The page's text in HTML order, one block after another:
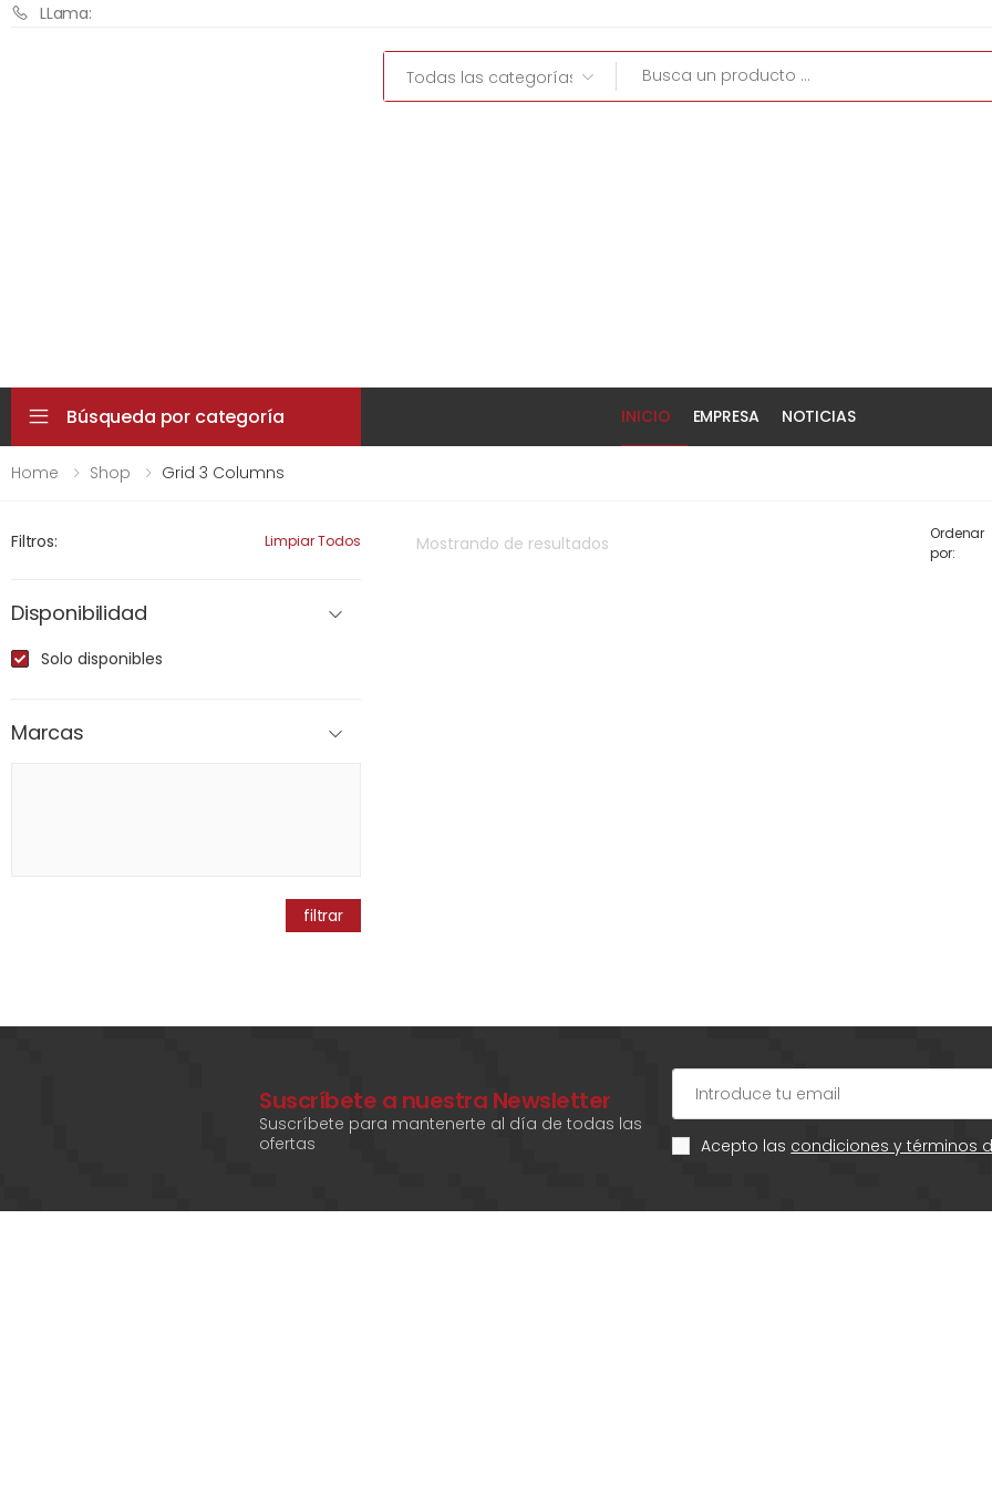
LLama:
Search
Búsqueda por categoría INICIO EMPRESA NOTICIAS
Home Shop Grid 3 Columns
Mostrando de resultados
Ordenar
por:
Filtros: Limpiar Todos
Disponibilidad
Solo disponibles
Marcas
filtrar
Suscríbete a nuestra Newsletter
Suscríbete para mantenerte al día de todas las
ofertas
Acepto las condiciones y términos